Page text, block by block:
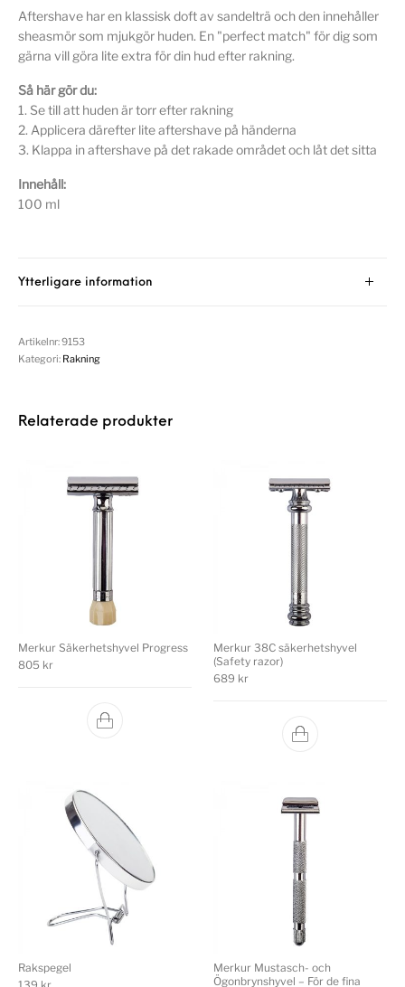
Aftershave har en klassisk doft av sandelträ och den innehåller
sheasmör som mjukgör huden. En "perfect match" för dig som
gärna vill göra lite extra för din hud efter rakning.
Så här gör du:
1. Se till att huden är torr efter rakning
2. Applicera därefter lite aftershave på händerna
3. Klappa in aftershave på det rakade området och låt det sitta
Innehåll:
100 ml
Ytterligare information
Artikelnr:9153
Kategori: Rakning
Relaterade produkter
Merkur Säkerhetshyvel Progress
805 kr
Merkur 38C säkerhetshyvel
(Safety razor)
689 kr
Rakspegel
Merkur Mustasch- och
Ögonbrynshyvel – För de fina